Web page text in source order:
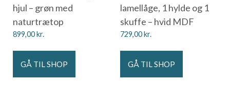
hjul – grøn med
naturtrætop
899,00kr.
GÅ TIL SHOP
lamellåge, 1 hylde og 1
skuffe – hvid MDF
729,00kr.
GÅ TIL SHOP